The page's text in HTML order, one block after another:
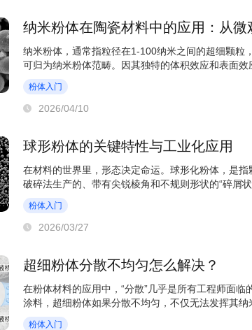
纳米粉体在陶瓷材料中的应用：从
纳米粉体，通常指粒径在1-100纳米之间的超细颗
可归为纳米粉体范畴。因其独特的体积效应和表面
其引入陶瓷基体，...
粉体入门
2026/04/10
球形粉体的关键特性与工业化应用
在材料的世界里，形态决定命运。球形化粉体，是
破碎法生产的、带有尖锐棱角和不规则形状的“碎屑
匀。这种看似简单...
粉体入门
2026/03/27
超细粉体分散不均匀怎么解决？
在粉体材料的应用中，“分散”几乎是所有工程师面
涂料，超细粉体如果分散不均匀，不仅无法发挥其
总是“抱团取暖”...
粉体入门